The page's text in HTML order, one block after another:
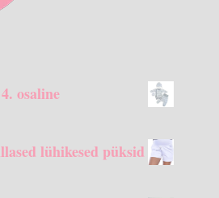
osaline
lühikesed püksid